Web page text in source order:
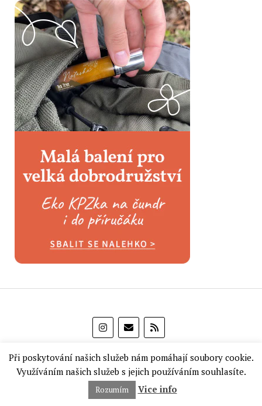
Při poskytování našich služeb nám pomáhají soubory cookie.
Využíváním našich služeb s jejich používáním souhlasíte.
Rozumím Vice info